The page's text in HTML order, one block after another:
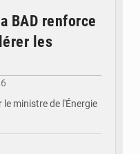
BAD renforce
les
ministre de l'Énergie